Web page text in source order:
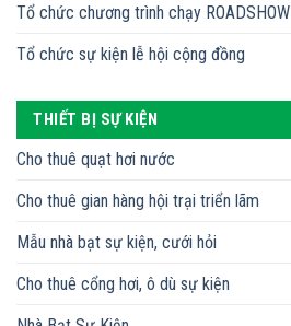
Tổ chức chương trình chạy ROADSHOW
Tổ chức sự kiện lễ hội cộng đồng
THIẾT BỊ SỰ KIỆN
Cho thuê quạt hơi nước
Cho thuê gian hàng hội trại triển lãm
Mẫu nhà bạt sự kiện, cưới hỏi
Cho thuê cổng hơi, ô dù sự kiện